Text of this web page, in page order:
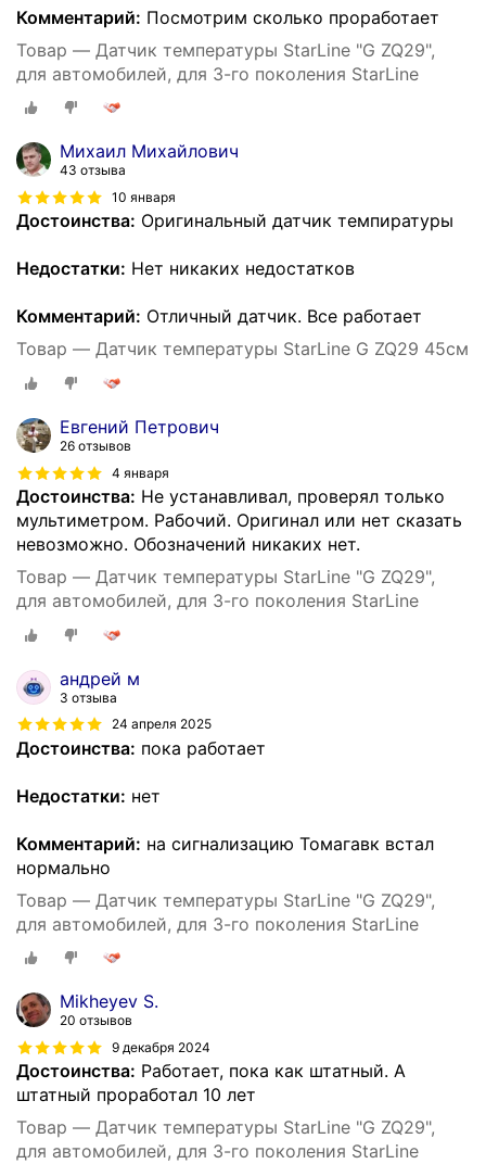
Комментарий: Посмотрим сколько проработает
Товар — Датчик температуры StarLine "G ZQ29",
для автомобилей, для 3-го поколения StarLine
Михаил Михайлович
43 отзыва
10 января
Достоинства: Оригинальный датчик темпиратуры
Недостатки: Нет никаких недостатков
Комментарий: Отличный датчик. Все работает
Товар — Датчик температуры StarLine G ZQ29 45см
Евгений Петрович
26 отзывов
4 января
Достоинства: Не устанавливал, проверял только
мультиметром. Рабочий. Оригинал или нет сказать
невозможно. Обозначений никаких нет.
Товар — Датчик температуры StarLine "G ZQ29",
для автомобилей, для 3-го поколения StarLine
андрей м
3 отзыва
24 апреля 2025
Достоинства: пока работает
Недостатки: нет
Комментарий: на сигнализацию Томагавк встал
нормально
Товар — Датчик температуры StarLine "G ZQ29",
для автомобилей, для 3-го поколения StarLine
Mikheyev S.
20 отзывов
9 декабря 2024
Достоинства: Работает, пока как штатный. А
штатный проработал 10 лет
Товар — Датчик температуры StarLine "G ZQ29",
для автомобилей, для 3-го поколения StarLine